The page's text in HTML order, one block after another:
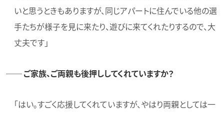
いと思うときもありますが、同じアパートに住んでいる他の選
手たちが様子を見に来たり、遊びに来てくれたりするので、大
丈夫です」
── ご家族、ご両親も後押ししてくれていますか？
「はい。すごく応援してくれていますが、やはり両親としては一